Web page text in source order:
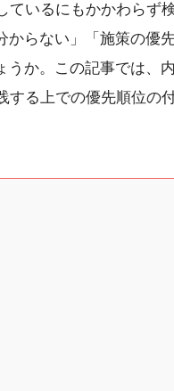
ているにもかかわらず
からない」「施策の優
うか。この記事では、
する上での優先順位の